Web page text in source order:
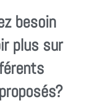
besoin
plus sur